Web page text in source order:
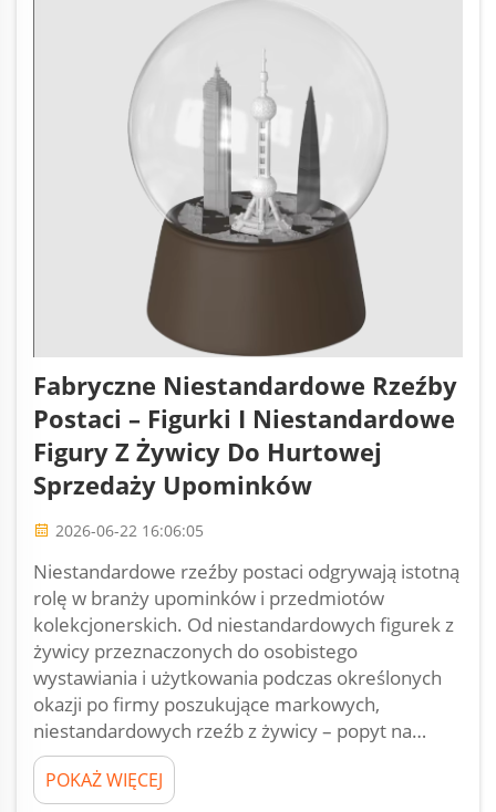
Fabryczne Niestandardowe Rzeźby
Postaci – Figurki I Niestandardowe
Figury Z Żywicy Do Hurtowej
Sprzedaży Upominków
2026-06-22 16:06:05
Niestandardowe rzeźby postaci odgrywają istotną
rolę w branży upominków i przedmiotów
kolekcjonerskich. Od niestandardowych figurek z
żywicy przeznaczonych do osobistego
wystawiania i użytkowania podczas określonych
okazji po firmy poszukujące markowych,
niestandardowych rzeźb z żywicy – popyt na…
POKAŻ WIĘCEJ